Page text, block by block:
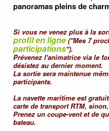
panoramas pleins de
Si vous ne venez plus à la
profil en ligne ("Mes 7
participations").
Prévenez l'animatrice via le
désistez au dernier moment.
La sortie sera maintenue
participants.
La navette maritime est
carte de transport RTM,
Prenez un coupe-vent et de
bateau.